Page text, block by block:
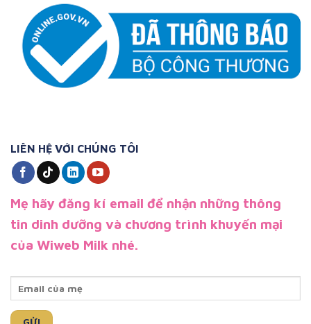
LIÊN HỆ VỚI CHÚNG TÔI
Mẹ hãy đăng kí email để nhận những thông
tin dinh dưỡng và chương trình khuyến mại
của Wiweb Milk nhé.